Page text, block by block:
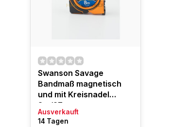
Swanson Savage
Bandmaß magnetisch
und mit Kreisnadel
8m/27mm
Ausverkauft
14 Tagen